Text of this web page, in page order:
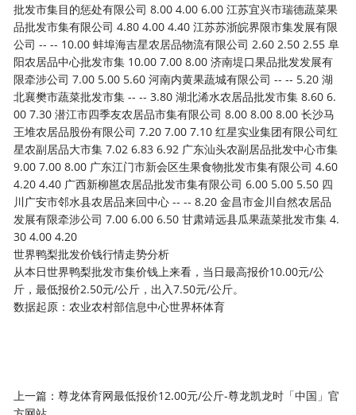
批发市集目的惩处有限公司 8.00 4.00 6.00 江苏宜兴市瑞德蔬菜果
品批发市集有限公司 4.80 4.00 4.40 江苏苏浙皖界限市集发展有限
公司 -- -- 10.00 蚌埠海吉星农居品物流有限公司 2.60 2.50 2.55 阜
阳农居品中心批发市集 10.00 7.00 8.00 济南堤口果品批发发展有
限牵涉公司 7.00 5.00 5.60 河南内黄果蔬城有限公司 -- -- 5.20 湖
北襄樊市蔬菜批发市集 -- -- 3.80 湖北浠水农居品批发市集 8.60 6.
00 7.30 潜江市四季友农居品市集有限公司 8.00 8.00 8.00 长沙马
王堆农居品股份有限公司 7.20 7.00 7.10 红星实业集团有限公司红
星农副居品大市集 7.02 6.83 6.92 广东汕头农副居品批发中心市集
9.00 7.00 8.00 广东江门市新会区生果食物批发市集有限公司 4.60
4.20 4.40 广西新柳邕农居品批发市集有限公司 6.00 5.00 5.50 四
川广安市邻水县农居品来回中心 -- -- 8.20 金昌市金川自然农居品
发展有限牵涉公司 7.00 6.00 6.50 甘肃靖远县瓜果蔬菜批发市集 4.
30 4.00 4.20
世界鸭梨批发价钱行情走势分析
从本日世界鸭梨批发市集价钱上来看，当日最高报价10.00元/公
斤，最低报价2.50元/公斤，出入7.50元/公斤。
数据起原：农业农村部信息中心世界杯体育
上一篇：尊龙体育网最低报价12.00元/公斤-尊龙凯龙时「中国」官